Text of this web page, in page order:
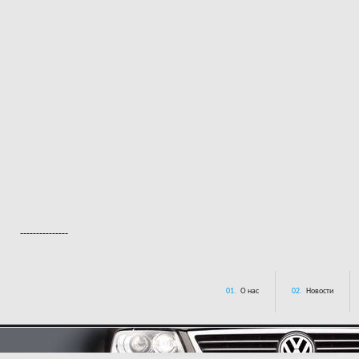
---------------
01. О нас 02. Новости